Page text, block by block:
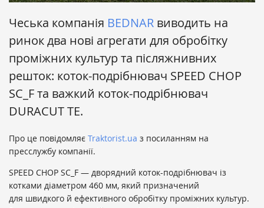
Чеська компанія BEDNAR виводить на
ринок два нові агрегати для обробітку
проміжних культур та післяжнивних
решток: коток-подрібнювач SPEED CHOP
SC_F та важкий коток-подрібнювач
DURACUT TE.
Про це повідомляє Traktorist.ua з посиланням на
пресслужбу компанії.
SPEED CHOP SC_F — дворядний коток-подрібнювач із
котками діаметром 460 мм, який призначений
для швидкого й ефективного обробітку проміжних культур.